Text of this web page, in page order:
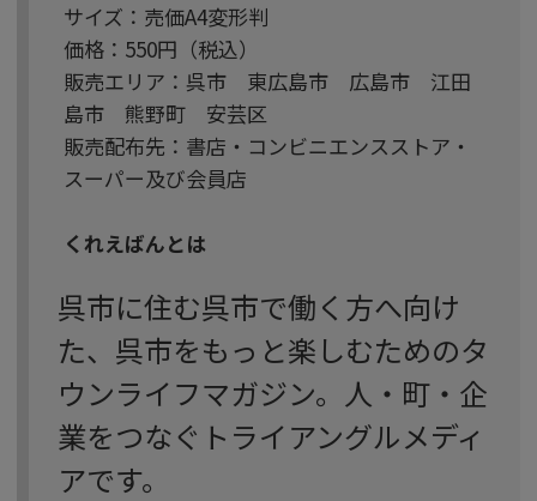
サイズ：売価A4変形判
価格：550円（税込）
販売エリア：呉市 東広島市 広島市 江田
島市 熊野町 安芸区
販売配布先：書店・コンビニエンスストア・
スーパー及び会員店
くれえばんとは
呉市に住む呉市で働く方へ向け
た、呉市をもっと楽しむためのタ
ウンライフマガジン。人・町・企
業をつなぐトライアングルメディ
アです。